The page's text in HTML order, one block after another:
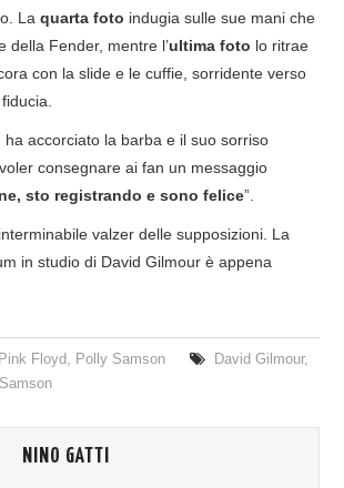
Laquarta foto indugia sulle sue mani che
della Fender, mentre l’ultima foto lo ritrae
con la slide e le cuffie, sorridente verso
accorciato la barba e il suo sorriso
consegnare ai fan un messaggio
sto registrando e sono felice”.
valzer delle supposizioni. La
in studio di David Gilmour è appena
Pink Floyd Polly Samson David Gilmour,
NINO GATTI